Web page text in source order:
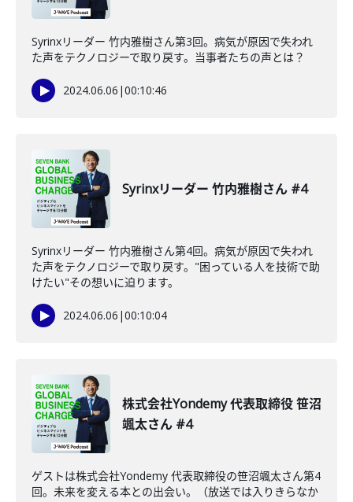
Syrinxリーダー 竹内雅樹さん第3回。病気が原因で失われ
た声をテクノロジーで取り戻す。当事者たちの声とは？
2024.06.06 |00:10:46
Syrinxリーダー 竹内雅樹さん #4
Syrinxリーダー 竹内雅樹さん第4回。病気が原因で失われ
た声をテクノロジーで取り戻す。"困っている人を技術で助
けたい"その想いに迫ります。
2024.06.06 |00:10:04
株式会社Yondemy 代表取締役 笹沼
颯太さん #4
ゲストは株式会社Yondemy 代表取締役の笹沼颯太さん第4
回。未来を変える本との出会い。（放送では入りきらなか